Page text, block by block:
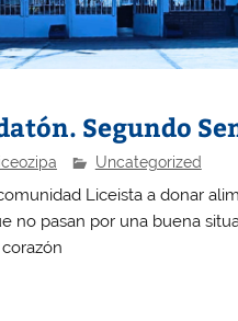
Segundo
Uncategorized
Liceista a donar
no pasan por una buena